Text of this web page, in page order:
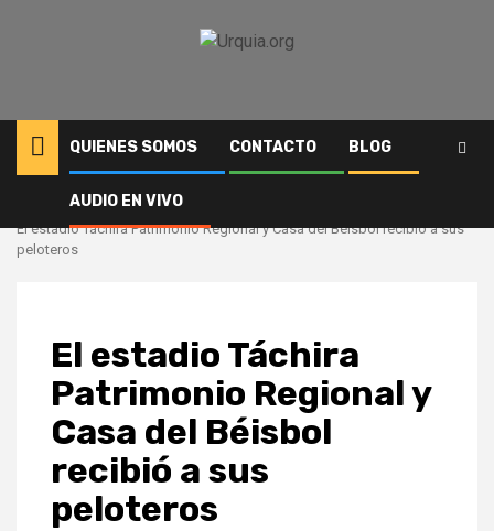
QUIENES SOMOS CONTACTO BLOG
AUDIO EN VIVO
Deportes
El estadio Táchira Patrimonio Regional y Casa del Béisbol recibió a sus
peloteros
El estadio Táchira
Patrimonio Regional y
Casa del Béisbol
recibió a sus
peloteros